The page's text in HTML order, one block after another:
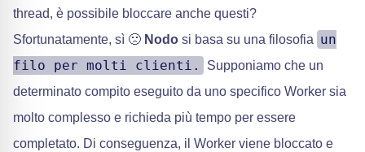
thread, è possibile bloccare anche questi?
Sfortunatamente, sì 🙁 Nodo si basa su una filosofia un
filo per molti clienti.
Supponiamo che un
determinato compito eseguito da uno specifico Worker sia
molto complesso e richieda più tempo per essere
completato. Di conseguenza, il Worker viene bloccato e